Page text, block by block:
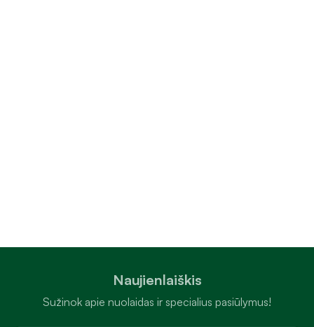
Naujienlaiškis
Sužinok apie nuolaidas ir specialius pasiūlymus!